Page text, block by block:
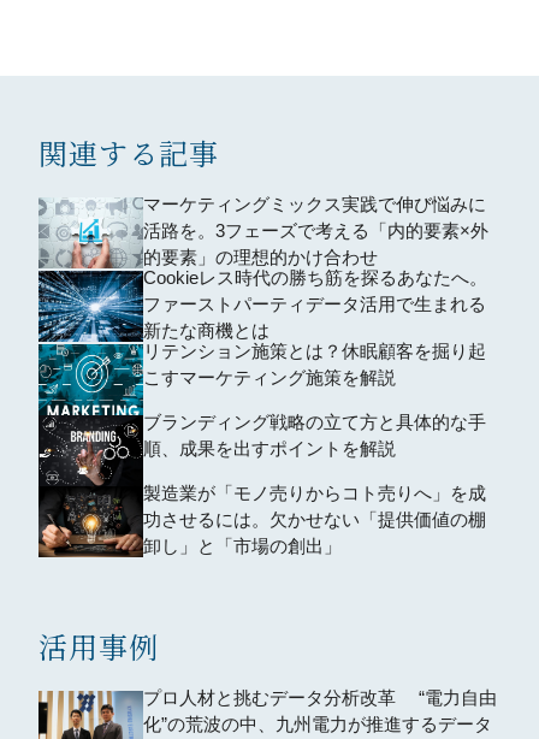
関連する記事
マーケティングミックス実践で伸び悩みに
活路を。3フェーズで考える「内的要素×外
的要素」の理想的かけ合わせ
Cookieレス時代の勝ち筋を探るあなたへ。
ファーストパーティデータ活用で生まれる
新たな商機とは
リテンション施策とは？休眠顧客を掘り起
こすマーケティング施策を解説
ブランディング戦略の立て方と具体的な手
順、成果を出すポイントを解説
製造業が「モノ売りからコト売りへ」を成
功させるには。欠かせない「提供価値の棚
卸し」と「市場の創出」
活用事例
プロ人材と挑むデータ分析改革 “電力自由
化”の荒波の中、九州電力が推進するデータ